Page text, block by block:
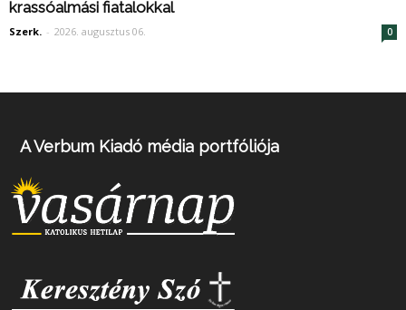
krassóalmási fiatalokkal
Szerk. - 2026. augusztus 06. 0
A Verbum Kiadó média portfóliója